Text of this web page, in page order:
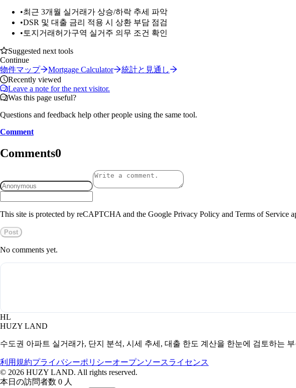
•최근 3개월 실거래가 상승/하락 추세 파악
•DSR 및 대출 금리 적용 시 상환 부담 점검
• 토지거래허가구역 실거주 의무 조건 확인
Suggested next tools
Continue
物件マップ
Mortgage Calculator
統計と見通し
Recently viewed
Leave a note for the next visitor.
Was this page useful?
Questions and feedback help other people using the same tool.
Comment
Comments0
This site is protected by reCAPTCHA and the Google Privacy Policy and Terms of Service
Post
No comments yet.
HL
HUZY LAND
수도권 아파트 실거래가, 단지 분석, 시세 추세, 대출 한도 계산을 한눈에 검토하는
利用規約プライバシーポリシーオープンソースライセンス
© 2026 HUZY LAND. All rights reserved.
本日の訪問者数 0 人